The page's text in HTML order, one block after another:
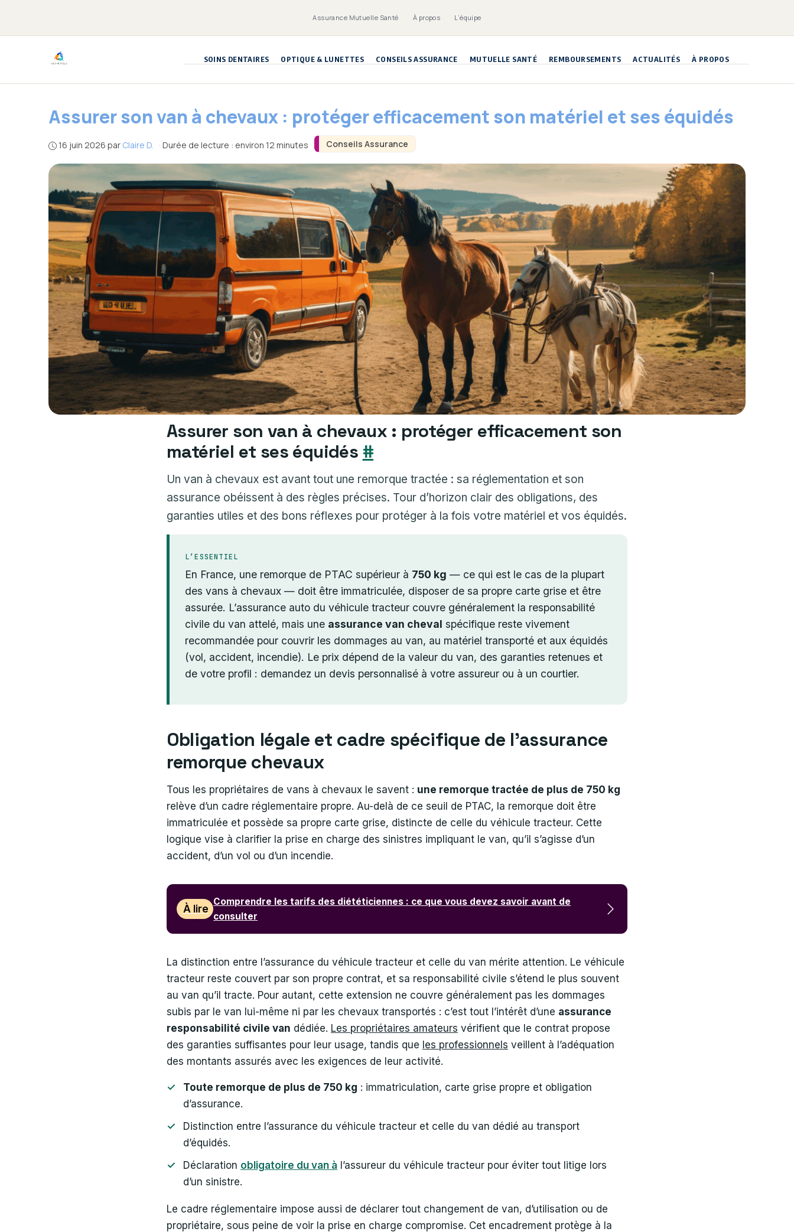
contenu
Assurance Mutuelle Santé À propos L’équipe
SOINS DENTAIRES OPTIQUE & LUNETTES CONSEILS ASSURANCE MUTUELLE SANTÉ REMBOURSEMENTS ACTUALITÉS À PROPOS
Conseils Assurance
Assurer son van à chevaux : protéger efficacement son matériel et ses équidés
16 juin 2026 par Claire D. · Durée de lecture : environ 12 minutes
Assurer son van à chevaux : protéger efficacement son
matériel et ses équidés #
Un van à chevaux est avant tout une remorque tractée : sa réglementation et son
assurance obéissent à des règles précises. Tour d’horizon clair des obligations, des
garanties utiles et des bons réflexes pour protéger à la fois votre matériel et vos équidés.
L’ESSENTIEL
En France, une remorque de PTAC supérieur à 750 kg — ce qui est le cas de la plupart
des vans à chevaux — doit être immatriculée, disposer de sa propre carte grise et être
assurée. L’assurance auto du véhicule tracteur couvre généralement la responsabilité
civile du van attelé, mais une assurance van cheval spécifique reste vivement
recommandée pour couvrir les dommages au van, au matériel transporté et aux équidés
(vol, accident, incendie). Le prix dépend de la valeur du van, des garanties retenues et
de votre profil : demandez un devis personnalisé à votre assureur ou à un courtier.
Obligation légale et cadre spécifique de l’assurance
remorque chevaux
Tous les propriétaires de vans à chevaux le savent : une remorque tractée de plus de 750 kg
relève d’un cadre réglementaire propre. Au-delà de ce seuil de PTAC, la remorque doit être
immatriculée et possède sa propre carte grise, distincte de celle du véhicule tracteur. Cette
logique vise à clarifier la prise en charge des sinistres impliquant le van, qu’il s’agisse d’un
accident, d’un vol ou d’un incendie.
À lire
Comprendre les tarifs des diététiciennes : ce que vous devez savoir avant de
consulter
La distinction entre l’assurance du véhicule tracteur et celle du van mérite attention. Le véhicule
tracteur reste couvert par son propre contrat, et sa responsabilité civile s’étend le plus souvent
au van qu’il tracte. Pour autant, cette extension ne couvre généralement pas les dommages
subis par le van lui-même ni par les chevaux transportés : c’est tout l’intérêt d’une assurance
responsabilité civile van dédiée. Les propriétaires amateurs vérifient que le contrat propose
des garanties suffisantes pour leur usage, tandis que les professionnels veillent à l’adéquation
des montants assurés avec les exigences de leur activité.
Toute remorque de plus de 750 kg : immatriculation, carte grise propre et obligation
d’assurance.
Distinction entre l’assurance du véhicule tracteur et celle du van dédié au transport
d’équidés.
Déclaration obligatoire du van à l’assureur du véhicule tracteur pour éviter tout litige lors
d’un sinistre.
Le cadre réglementaire impose aussi de déclarer tout changement de van, d’utilisation ou de
propriétaire, sous peine de voir la prise en charge compromise. Cet encadrement protège à la